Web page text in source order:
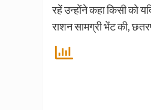
रहें उन्होंने कहा किसी को
राशन सामग्री भेंट की,